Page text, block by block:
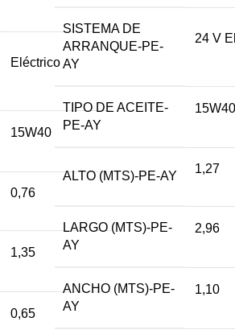
Eléctrico
15W40
0,76
1,35
0,65
SISTEMA DE
ARRANQUE-PE-
AY
24 V
TIPO DE ACEITE-
PE-AY
15W40
ALTO (MTS)-PE-AY
1,27
LARGO (MTS)-PE-
AY
2,96
ANCHO (MTS)-PE-
AY
1,10